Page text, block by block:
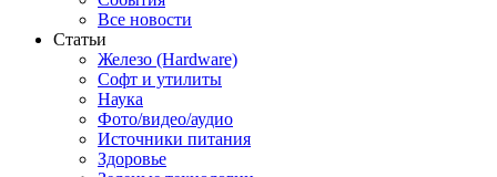
Все новости
Статьи
Железо (Hardware)
Софт и утилиты
Наука
Фото/видео/аудио
Источники питания
Здоровье